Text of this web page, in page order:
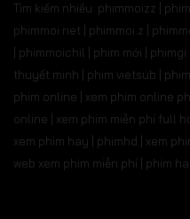
Tìm kiếm nhiều: phimmoizz |
phimmoi net | phimmoi.z |
| phimmoichil | phim mới |
thuyết minh | phim vietsub |
phim online | xem phim online
online | xem phim miễn phí full
xem phim hay | phimhd | xem
web xem phim miễn phí | phim